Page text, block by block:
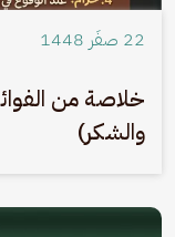
22 صفَر 1448
والشكر)
الصورة